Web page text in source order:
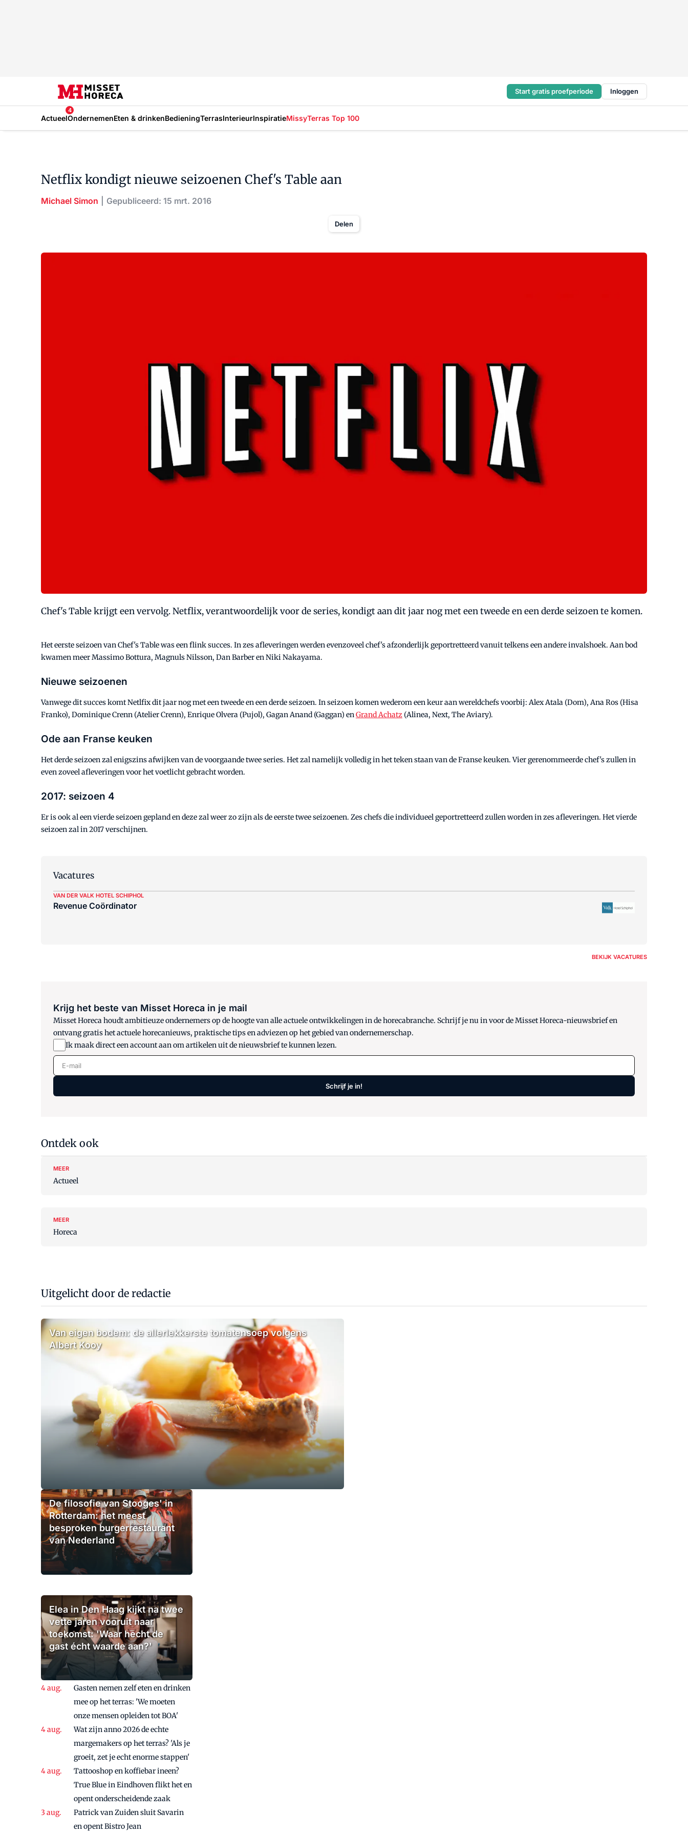
Start gratis proefperiode Inloggen
Actueel
4
OndernemenEten & drinkenBedieningTerrasInterieurInspiratieMissyTerras Top 100
Netflix kondigt nieuwe seizoenen Chef's Table aan
Michael Simon Gepubliceerd: 15 mrt. 2016
Delen
Chef's Table krijgt een vervolg. Netflix, verantwoordelijk voor de series, kondigt aan dit jaar nog met een tweede en een derde seizoen te komen.
Het eerste seizoen van Chef's Table was een flink succes. In zes afleveringen werden evenzoveel chef's afzonderlijk geportretteerd vanuit telkens een andere invalshoek. Aan bod
kwamen meer Massimo Bottura, Magnuls Nilsson, Dan Barber en Niki Nakayama.
Nieuwe seizoenen
Vanwege dit succes komt Netlfix dit jaar nog met een tweede en een derde seizoen. In seizoen komen wederom een keur aan wereldchefs voorbij: Alex Atala (Dom), Ana Ros (Hisa
Franko), Dominique Crenn (Atelier Crenn), Enrique Olvera (Pujol), Gagan Anand (Gaggan) enGrand Achatz (Alinea, Next, The Aviary).
Ode aan Franse keuken
Het derde seizoen zal enigszins afwijken van de voorgaande twee series. Het zal namelijk volledig in het teken staan van de Franse keuken. Vier gerenommeerde chef's zullen in
even zoveel afleveringen voor het voetlicht gebracht worden.
2017: seizoen 4
Er is ook al een vierde seizoen gepland en deze zal weer zo zijn als de eerste twee seizoenen. Zes chefs die individueel geportretteerd zullen worden in zes afleveringen. Het vierde
seizoen zal in 2017 verschijnen.
Vacatures
VAN DER VALK HOTEL SCHIPHOL
Revenue Coördinator
BEKIJK VACATURES
Krijg het beste van Misset Horeca in je mail
Misset Horeca houdt ambitieuze ondernemers op de hoogte van alle actuele ontwikkelingen in de horecabranche. Schrijf je nu in voor de Misset Horeca-nieuwsbrief en
ontvang gratis het actuele horecanieuws, praktische tips en adviezen op het gebied van ondernemerschap.
Ik maak direct een account aan om artikelen uit de nieuwsbrief te kunnen lezen.
E-mail
Schrijf je in!
Ontdek ook
MEER
Actueel
MEER
Horeca
Uitgelicht door de redactie
Van eigen bodem: de allerlekkerste tomatensoep volgens
Albert Kooy
De filosofie van Stooges' in
Rotterdam: het meest
besproken burgerrestaurant
van Nederland
Elea in Den Haag kijkt na twee
vette jaren vooruit naar
toekomst: 'Waar hecht de
gast écht waarde aan?'
Gasten nemen zelf eten en drinken
mee op het terras: 'We moeten
onze mensen opleiden tot BOA'
Wat zijn anno 2026 de echte
margemakers op het terras? 'Als je
groeit, zet je echt enorme stappen'
Tattooshop en koffiebar ineen?
True Blue in Eindhoven flikt het en
opent onderscheidende zaak
Patrick van Zuiden sluit Savarin
en opent Bistro Jean